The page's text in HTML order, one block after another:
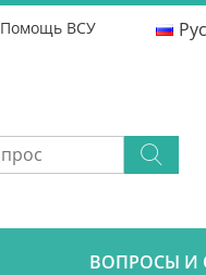
Помощь ВСУ
ВОПРОСЫ И